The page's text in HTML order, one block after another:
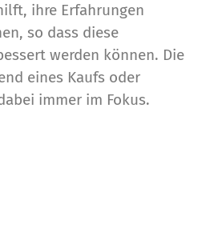
ihre Erfahrungen
so dass diese
werden können. Die
eines Kaufs oder
immer im Fokus.